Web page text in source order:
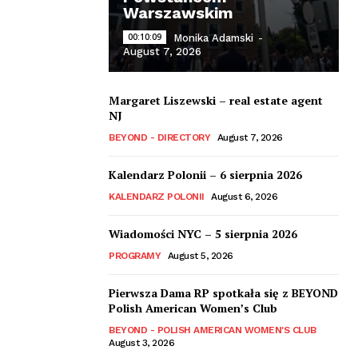
Warszawskim
00:10:09 Monika Adamski -
August 7, 2026
Margaret Liszewski – real estate agent
NJ
BEYOND - DIRECTORY August 7, 2026
Kalendarz Polonii – 6 sierpnia 2026
KALENDARZ POLONII August 6, 2026
Wiadomości NYC – 5 sierpnia 2026
PROGRAMY August 5, 2026
Pierwsza Dama RP spotkała się z BEYOND
Polish American Women’s Club
BEYOND - POLISH AMERICAN WOMEN'S CLUB
August 3, 2026